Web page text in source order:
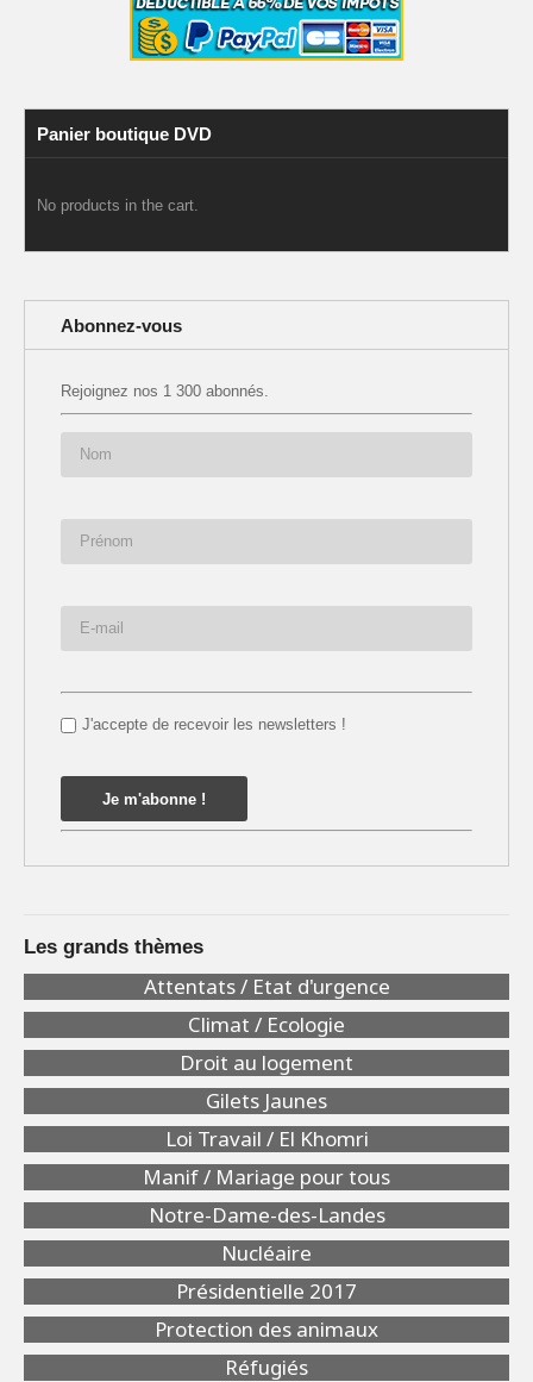
Panier boutique DVD
No products in the cart.
Abonnez-vous
Rejoignez nos 1 300 abonnés.
J'accepte de recevoir les newsletters !
Les grands thèmes
Attentats / Etat d'urgence
Climat / Ecologie
Droit au logement
Gilets Jaunes
Loi Travail / El Khomri
Manif / Mariage pour tous
Notre-Dame-des-Landes
Nucléaire
Présidentielle 2017
Protection des animaux
Réfugiés